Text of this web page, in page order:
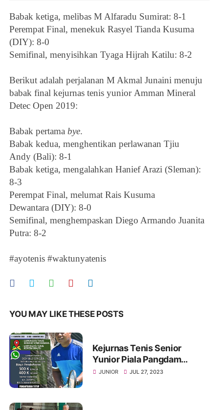
Babak ketiga, melibasM Alfaradu Sumirat: 8-1
Perempat Final, menekuk Rasyel Tianda Kusuma
(DIY): 8-0
Semifinal, menyisihkanTyaga Hijrah Katilu: 8-2
Berikut adalah perjalananM Akmal Junaini menuju
babak final kejurnas tenis yuniorAmman Mineral
Detec Open 2019:
Babak pertamabye.
Babak kedua, menghentikan perlawanan Tjiu
Andy (Bali): 8-1
Babak ketiga, mengalahkanHanief Arazi (Sleman):
8-3
Perempat Final, melumat Rais Kusuma
Dewantara (DIY): 8-0
Semifinal, menghempaskanDiego Armando Juanita
Putra: 8-2
#ayotenis #waktunyatenis
YOU MAY LIKE THESE POSTS
Kejurnas Tenis Senior
Yunior Piala Pangdam
V/Brawijaya
JUNIOR JUL 27, 2023